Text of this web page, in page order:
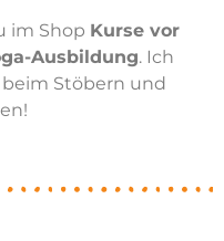
im Shop Kurse vor
Ausbildung. Ich
Stöbern und